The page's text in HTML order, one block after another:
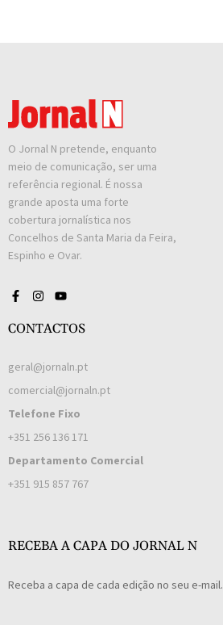
O Jornal N pretende, enquanto
meio de comunicação, ser uma
referência regional. É nossa
grande aposta uma forte
cobertura jornalística nos
Concelhos de Santa Maria da Feira,
Espinho e Ovar.
CONTACTOS
geral@jornaln.pt
comercial@jornaln.pt
Telefone Fixo
+351 256 136 171
Departamento Comercial
+351 915 857 767
RECEBA A CAPA DO JORNAL N
Receba a capa de cada edição no seu e-mail.